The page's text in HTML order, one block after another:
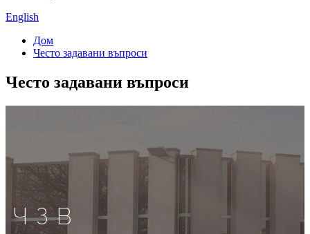
English
Дом
Често задавани въпроси
Често задавани въпроси
ЧЗВ